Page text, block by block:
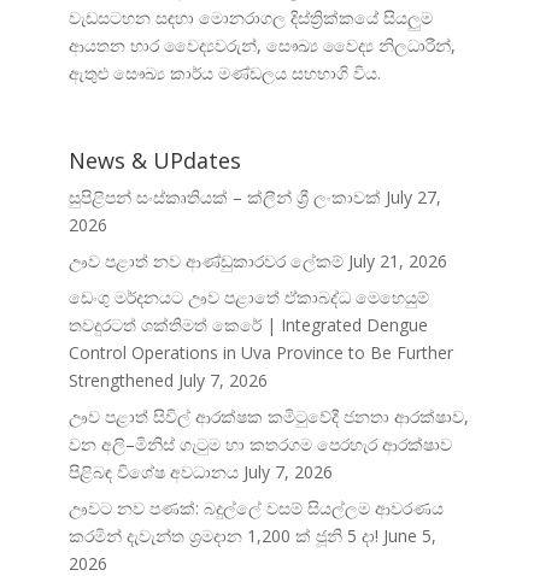
වැඩසටහන සඳහා මොනරාගල දිස්ත්රික්කයේ සියලුම
ආයතන භාර වෛද්යවරුන්, සෞඛ්ය වෛද්ය නිලධාරීන්,
ඇතුළු සෞඛ්ය කාර්ය මණ්ඩලය සහභාගි විය.
News & UPdates
සුපිළිපන් සංස්කෘතියක් – ක්ලීන් ශ්‍රී ලංකාවක් July 27,
2026
ඌව පළාත් නව ආණ්ඩුකාරවර ලේකම් July 21, 2026
ඩෙංගු මර්දනයට ඌව පළාතේ ඒකාබද්ධ මෙහෙයුම්
තවදුරටත් ශක්තිමත් කෙරේ | Integrated Dengue
Control Operations in Uva Province to Be Further
Strengthened July 7, 2026
ඌව පළාත් සිවිල් ආරක්ෂක කමිටුවේදී ජනතා ආරක්ෂාව,
වන අලි–මිනිස් ගැටුම හා කතරගම පෙරහැර ආරක්ෂාව
පිළිබඳ විශේෂ අවධානය July 7, 2026
ඌවට නව පණක්: බදුල්ලේ වසම් සියල්ලම ආවරණය
කරමින් දැවැන්ත ශ්‍රමදාන 1,200 ක් ජූනි 5 දා! June 5,
2026